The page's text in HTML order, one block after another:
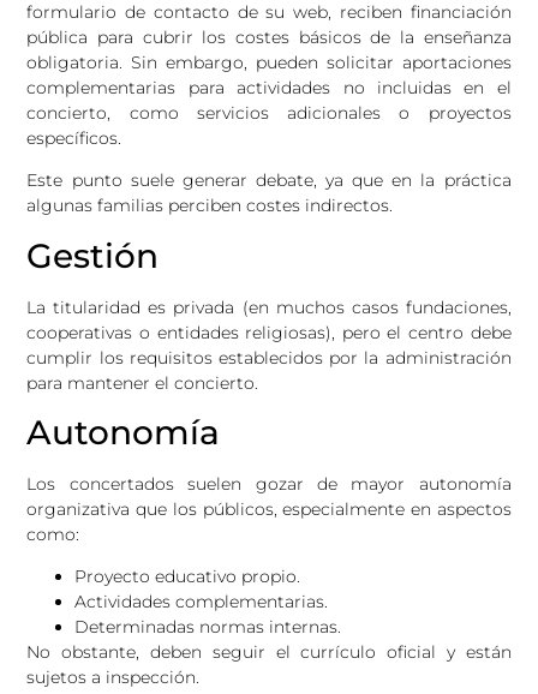
formulario de contacto de su web, reciben financiación
pública para cubrir los costes básicos de la enseñanza
obligatoria. Sin embargo, pueden solicitar aportaciones
complementarias para actividades no incluidas en el
concierto, como servicios adicionales o proyectos
específicos.
Este punto suele generar debate, ya que en la práctica
algunas familias perciben costes indirectos.
Gestión
La titularidad es privada (en muchos casos fundaciones,
cooperativas o entidades religiosas), pero el centro debe
cumplir los requisitos establecidos por la administración
para mantener el concierto.
Autonomía
Los concertados suelen gozar de mayor autonomía
organizativa que los públicos, especialmente en aspectos
como:
Proyecto educativo propio.
Actividades complementarias.
Determinadas normas internas.
No obstante, deben seguir el currículo oficial y están
sujetos a inspección.